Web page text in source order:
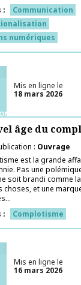
Communication
numériques
Mis en ligne le
18 mars 2026
âge du
Ouvrage
est la grande
Pas une
soit brandi comme
choses, et une
Complotisme
Mis en ligne le
16 mars 2026